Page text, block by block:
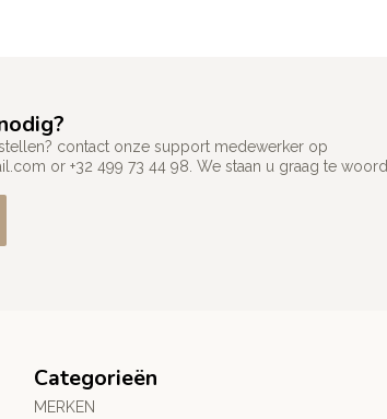
contact onze support medewerker op
or +32 499 73 44 98. We staan u graag te woord
Categorieën
MERKEN